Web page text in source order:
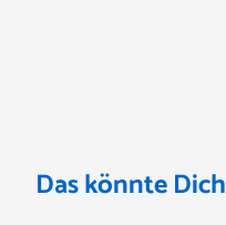
Das könnte